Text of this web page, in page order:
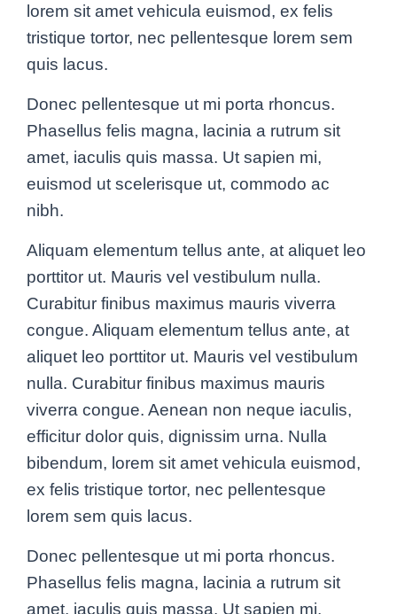
lorem sit amet vehicula euismod, ex felis
tristique tortor, nec pellentesque lorem sem
quis lacus.
Donec pellentesque ut mi porta rhoncus.
Phasellus felis magna, lacinia a rutrum sit
amet, iaculis quis massa. Ut sapien mi,
euismod ut scelerisque ut, commodo ac
nibh.
Aliquam elementum tellus ante, at aliquet leo
porttitor ut. Mauris vel vestibulum nulla.
Curabitur finibus maximus mauris viverra
congue. Aliquam elementum tellus ante, at
aliquet leo porttitor ut. Mauris vel vestibulum
nulla. Curabitur finibus maximus mauris
viverra congue. Aenean non neque iaculis,
efficitur dolor quis, dignissim urna. Nulla
bibendum, lorem sit amet vehicula euismod,
ex felis tristique tortor, nec pellentesque
lorem sem quis lacus.
Donec pellentesque ut mi porta rhoncus.
Phasellus felis magna, lacinia a rutrum sit
amet, iaculis quis massa. Ut sapien mi,